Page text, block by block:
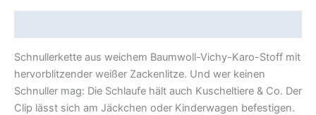
Schnullerkette aus weichem Baumwoll-Vichy-Karo-Stoff mit
hervorblitzender weißer Zackenlitze. Und wer keinen
Schnuller mag: Die Schlaufe hält auch Kuscheltiere & Co. Der
Clip lässt sich am Jäckchen oder Kinderwagen befestigen.